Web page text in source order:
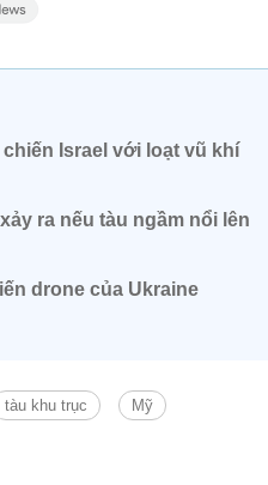
Israel với loạt vũ khí
ra nếu tàu ngầm nổi lên
drone của Ukraine
tàu khu trục Mỹ